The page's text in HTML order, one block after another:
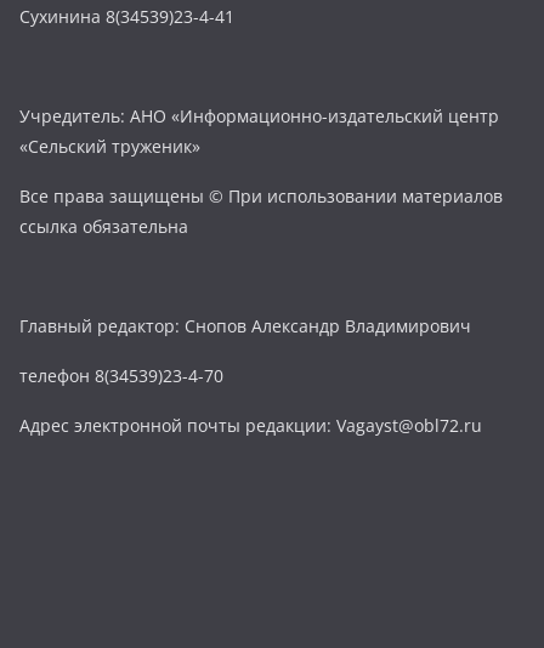
Сухинина 8(34539)23-4-41
Учредитель: АНО «Информационно-издательский центр
«Сельский труженик»
Все права защищены © При использовании материалов
ссылка обязательна
Главный редактор: Снопов Александр Владимирович
телефон 8(34539)23-4-70
Адрес электронной почты редакции: Vagayst@obl72.ru